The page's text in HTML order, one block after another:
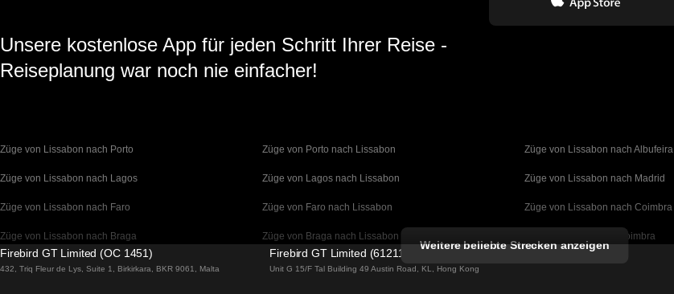
Unsere kostenlose App für jeden Schritt Ihrer Reise -
Reiseplanung war noch nie einfacher!
Züge von Lissabon nach Porto Züge von Porto nach Lissabon Züge von Lissabon nach Albufeira
Züge von Lissabon nach Lagos Züge von Lagos nach Lissabon Züge von Lissabon nach Madrid
Züge von Lissabon nach Faro Züge von Faro nach Lissabon Züge von Lissabon nach Coimbra
Züge von Lissabon nach Braga Züge von Braga nach Lissabon Züge von Porto nach Coimbra
Züge von Barcelona nach Madrid Züge von Madrid nach Barcelona
Weitere beliebte Strecken anzeigen
Firebird GT Limited (OC 1451)
432, Triq Fleur de Lys, Suite 1, Birkirkara, BKR 9061, Malta
Firebird GT Limited (61211989)
Unit G 15/F Tal Building 49 Austin Road, KL, Hong Kong